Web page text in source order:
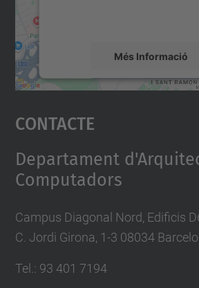
Més Informació
Accepta
powered by
Contacte
Departament
Computadors
Campus Diagonal Nord, Edificis
C. Jordi Girona, 1-3 08034
Tel.: 93 401 7194